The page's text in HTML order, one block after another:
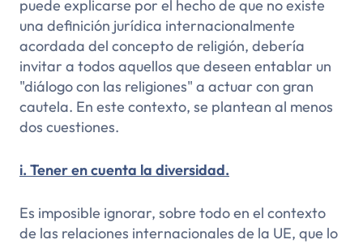
puede explicarse por el hecho de que no existe
una definición jurídica internacionalmente
acordada del concepto de religión, debería
invitar a todos aquellos que deseen entablar un
"diálogo con las religiones" a actuar con gran
cautela. En este contexto, se plantean al menos
dos cuestiones.
i. Tener en cuenta la diversidad.
Es imposible ignorar, sobre todo en el contexto
de las relaciones internacionales de la UE, que lo